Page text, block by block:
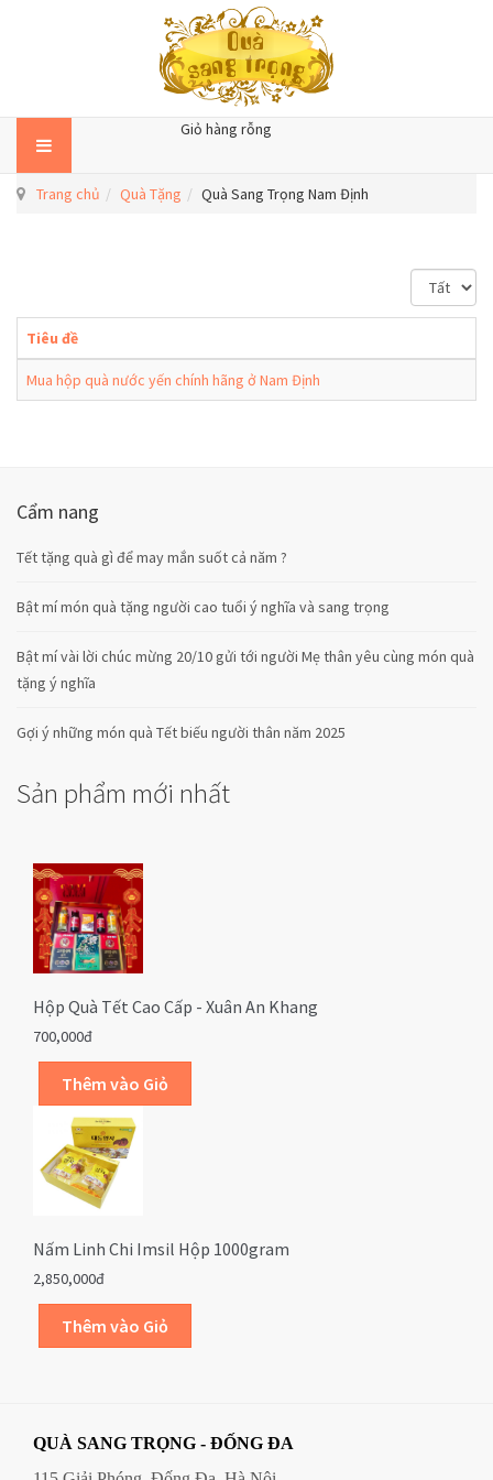
Giỏ hàng rỗng
Trang chủ Quà Tặng Quà Sang Trọng Nam Định
i
ể
Tiêu đề
Mua hộp quà nước yến chính hãng ở Nam Định
Cẩm nang
Tết tặng quà gì để may mắn suốt cả năm ?
Bật mí món quà tặng người cao tuổi ý nghĩa và sang trọng
Bật mí vài lời chúc mừng 20/10 gửi tới người Mẹ thân yêu cùng món quà
tặng ý nghĩa
Gợi ý những món quà Tết biếu người thân năm 2025
Sản phẩm mới nhất
Hộp Quà Tết Cao Cấp - Xuân An Khang
700,000đ
Nấm Linh Chi Imsil Hộp 1000gram
2,850,000đ
QUÀ SANG TRỌNG - ĐỐNG ĐA